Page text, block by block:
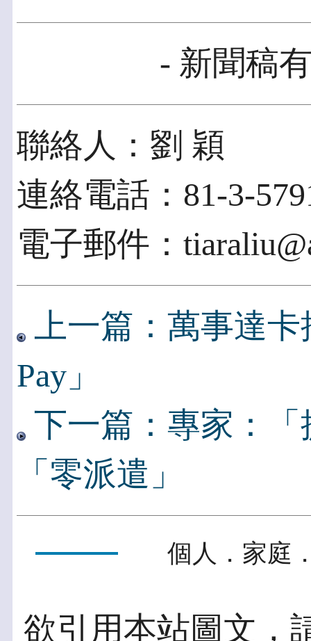
- 新聞稿
聯絡人：劉 穎
連絡電話：81-3-
電子郵件：
上一篇：萬事達
Pay」
下一篇：專家：
「零派遣」
個人．家庭
欲引用本站圖文，